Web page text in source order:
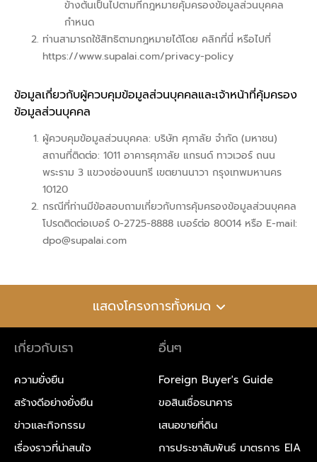
ข้างต้นเป็นไปตามที่กฎหมายคุ้มครองข้อมูลส่วนบุคคล
กำหนด
ท่านสามารถใช้สิทธิตามกฎหมายได้โดย คลิกที่นี่ หรือไปที่
https://www.supalai.com/privacy-policy
ข้อมูลเกี่ยวกับผู้ควบคุมข้อมูลส่วนบุคคลและเจ้าหน้าที่คุ้มครอง
ข้อมูลส่วนบุคคล
ผู้ควบคุมข้อมูลส่วนบุคคล: บริษัท ศุภาลัย จำกัด (มหาชน)
สถานที่ติดต่อ: 1011 อาคารศุภาลัย แกรนด์ ทาวเวอร์ ถนน
พระราม 3 แขวงช่องนนทรี เขตยานนาวา กรุงเทพมหานคร
10120
กรณีที่ท่านมีข้อสอบถามเกี่ยวกับการคุ้มครองข้อมูลส่วนบุคคล
โปรดติดต่อเบอร์ 0-2725-8888 เบอร์ต่อ 80014 หรือ E-mail:
dpo@supalai.com
แสดงโครงการทั้งหมด
เกี่ยวกับเรา
ความยั่งยืน
สร้างดีอย่างยั่งยืน
ข่าวและกิจกรรม
เรื่องราวที่น่าสนใจ
อื่นๆ
Foreign Buyer's Guide
ขอสินเชื่อธนาคาร
เสนอขายที่ดิน
การประชาสัมพันธ์ มาตรการ EIA